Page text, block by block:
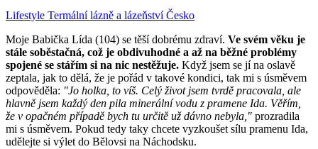
Lifestyle Termální lázně a lázeňstvíČesko
Moje Babička Lída (104) se těší dobrému zdraví. Ve svém věku je
stále soběstačná, což je obdivuhodné a až na běžné problémy
spojené se stářím si na nic nestěžuje. Když jsem se jí na oslavě
zeptala, jak to dělá, že je pořád v takové kondici, tak mi s úsměvem
odpověděla: "Jo holka, to víš. Celý život jsem tvrdě pracovala, ale
hlavně jsem každý den pila minerální vodu z pramene Ida. Věřím,
že v opačném případě bych tu určitě už dávno nebyla," prozradila
mi s úsměvem. Pokud tedy taky chcete vyzkoušet sílu pramenu Ida,
udělejte si výlet do Bělovsi na Náchodsku.